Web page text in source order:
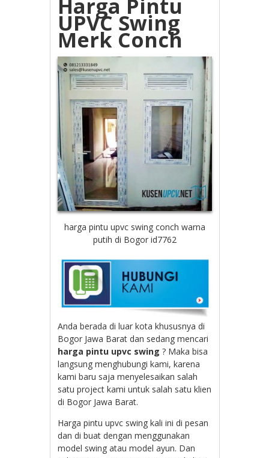
Harga Pintu
UPVC Swing
Merk Conch
harga pintu upvc swing conch warna
putih di Bogor id7762
Anda berada di luar kota khususnya di
Bogor Jawa Barat dan sedang mencari
harga pintu upvc swing ? Maka bisa
langsung menghubungi kami, karena
kami baru saja menyelesaikan salah
satu project kami untuk salah satu klien
di Bogor Jawa Barat.
Harga pintu upvc swing kali ini di pesan
dan di buat dengan menggunakan
model swing atau model ayun. Dan